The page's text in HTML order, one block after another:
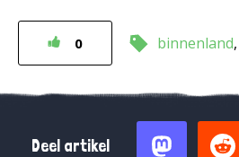
0 binnenland
Deel artikel